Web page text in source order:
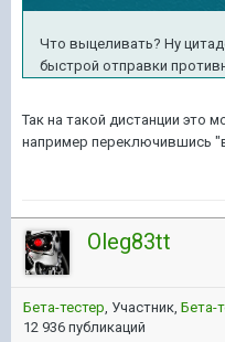
Что выцеливать? Ну
быстрой отправки
Так на такой дистанции это
например переключившись
Oleg83tt
Бета-тестер, Участник, Бета-
12 936 публикаций